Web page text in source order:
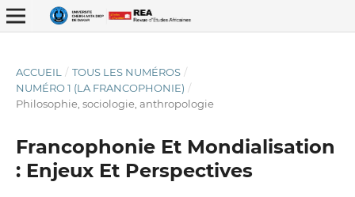
ACCUEIL / TOUS LES NUMÉROS /
NUMÉRO 1 (LA FRANCOPHONIE) /
Philosophie, sociologie, anthropologie
Francophonie Et Mondialisation
: Enjeux Et Perspectives